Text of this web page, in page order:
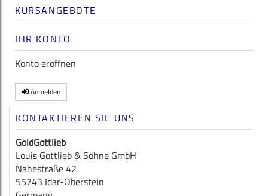
KURSANGEBOTE
IHR KONTO
Konto eröffnen
Anmelden
KONTAKTIEREN SIE UNS
GoldGottlieb
Louis Gottlieb & Söhne GmbH
Nahestraße 42
55743 Idar-Oberstein